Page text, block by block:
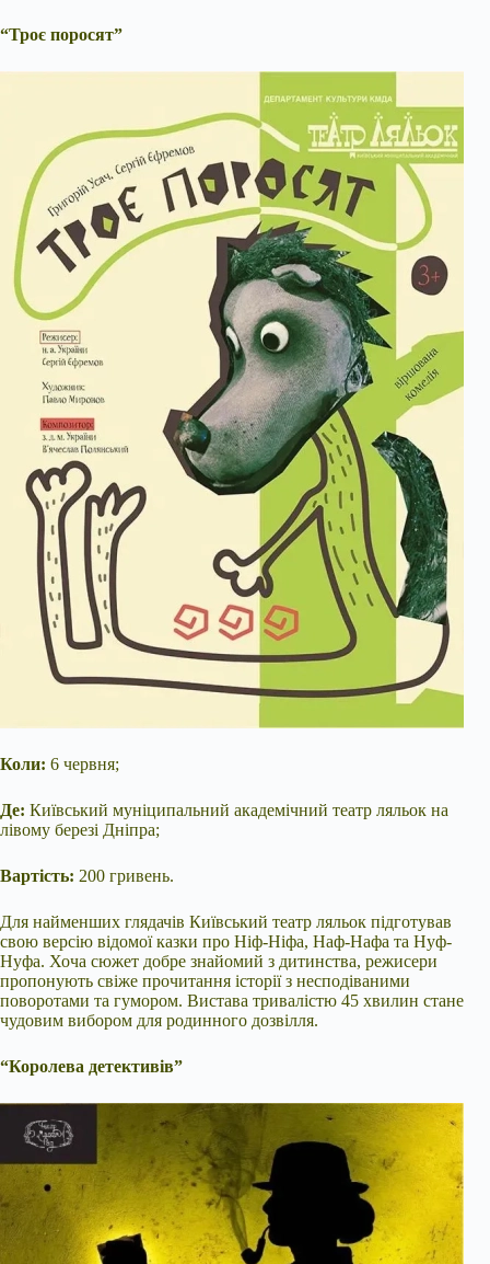
“Троє поросят”
Коли: 6 червня;
Де: Київський муніципальний академічний театр ляльок на
лівому березі Дніпра;
Вартість: 200 гривень.
Для найменших глядачів Київський театр ляльок підготував
свою версію відомої казки про Ніф-Ніфа, Наф-Нафа та Нуф-
Нуфа. Хоча сюжет добре знайомий з дитинства, режисери
пропонують свіже прочитання історії з несподіваними
поворотами та гумором. Вистава тривалістю 45 хвилин стане
чудовим вибором для родинного дозвілля.
“Королева детективів”